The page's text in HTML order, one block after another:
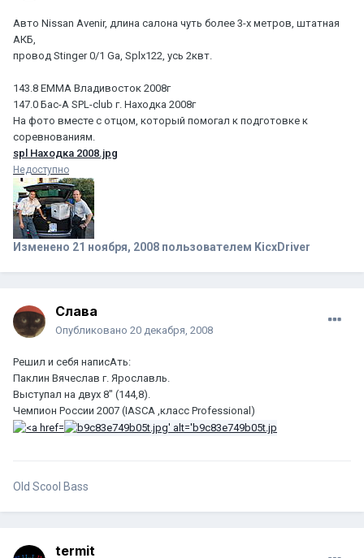
Авто Nissan Avenir, длина салона чуть более 3-х метров, штатная
АКБ,
провод Stinger 0/1 Ga, Splx122, усь 2квт.
143.8 EMMA Владивосток 2008г
147.0 Бас-А SPL-club г. Находка 2008г
На фото вместе с отцом, который помогал к подготовке к
соревнованиям.
spl Находка 2008.jpg
Недоступно
Изменено 21 ноября, 2008 пользователем KicxDriver
Слава
Опубликовано 20 декабря, 2008
Решил и себя написАть:
Паклин Вячеслав г. Ярославль.
Выступал на двух 8" (144,8).
Чемпион России 2007 (IASCA ,класс Professional)
Old Scool Bass
termit